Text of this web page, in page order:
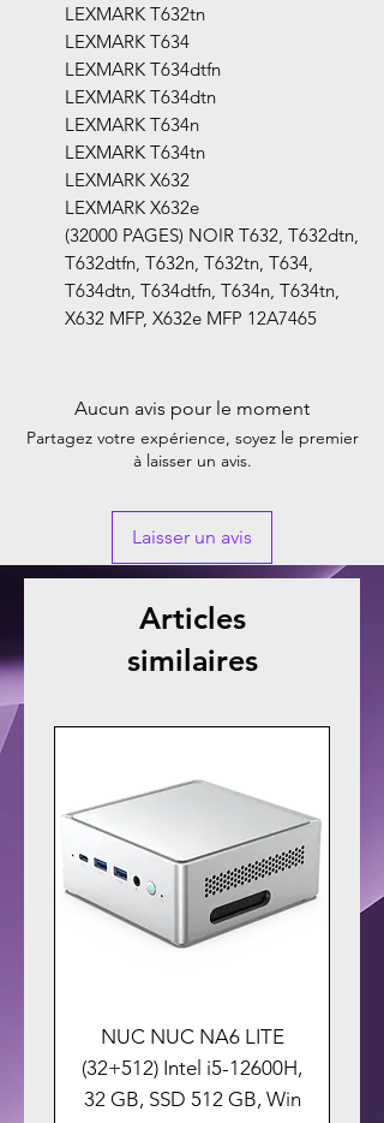
LEXMARK T632tn
LEXMARK T634
LEXMARK T634dtfn
LEXMARK T634dtn
LEXMARK T634n
LEXMARK T634tn
LEXMARK X632
LEXMARK X632e
(32000 PAGES) NOIR T632, T632dtn,
T632dtfn, T632n, T632tn, T634,
T634dtn, T634dtfn, T634n, T634tn,
X632 MFP, X632e MFP 12A7465
Aucun avis pour le moment
Partagez votre expérience, soyez le premier
à laisser un avis.
Laisser un avis
Articles
similaires
NUC NUC NA6 LITE
(32+512) Intel i5-12600H,
32 GB, SSD 512 GB, Win